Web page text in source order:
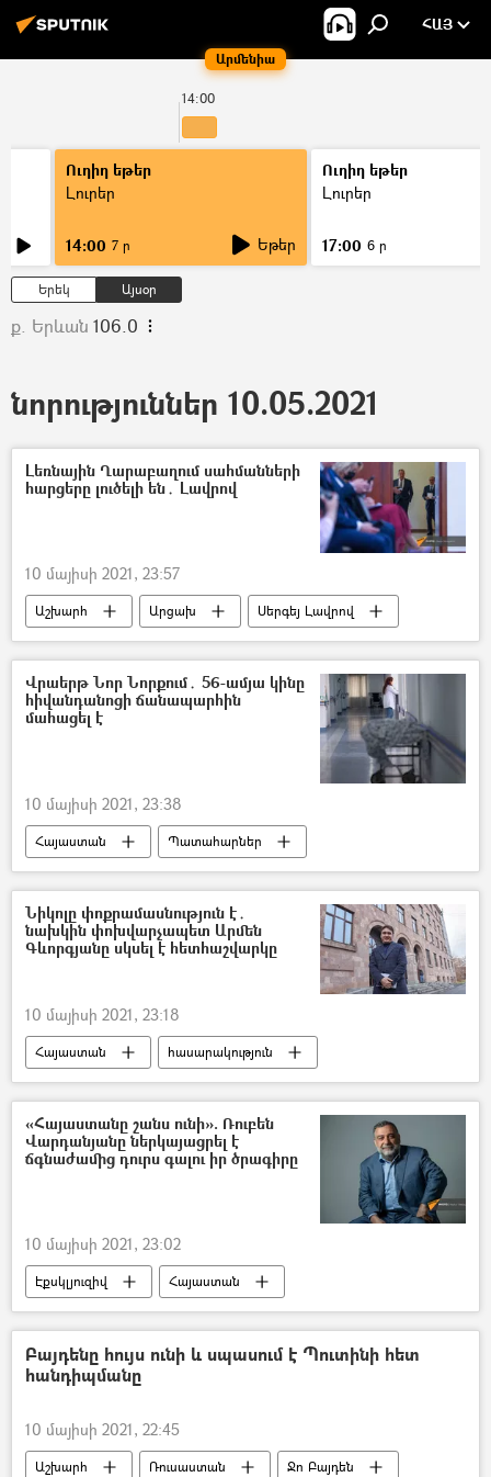
Արմենիա
ՀԱՅ
14:00
Ուղիղ եթեր
Լուրեր
14:00 7 ր Եթեր
Ուղիղ եթեր
Լուրեր
17:00 6 ր
Երեկ Այսօր
ք. Երևան 106.0
նորություններ 10.05.2021
Լեռնային Ղարաբաղում սահմանների
հարցերը լուծելի են․ Լավրով
10 մայիսի 2021, 23:57
Աշխարհ Արցախ
Սերգեյ Լավրով
Բաքու
Վրաերթ Նոր Նորքում․ 56-ամյա կինը
հիվանդանոցի ճանապարհին
մահացել է
10 մայիսի 2021, 23:38
Հայաստան
Պատահարներ
Վրաերթ
Մահ Երևան
Նիկոլը փոքրամասնություն է․
նախկին փոխվարչապետ Արմեն
Գևորգյանը սկսել է հետհաշվարկը
10 մայիսի 2021, 23:18
Հայաստան
հասարակություն
Արմեն Գևորգյան
Նիկոլ Փաշինյան
Ընտրություններ
«Հայաստանը շանս ունի». Ռուբեն
Վարդանյանը ներկայացրել է
ճգնաժամից դուրս գալու իր ծրագիրը
10 մայիսի 2021, 23:02
Էքսկլյուզիվ
Հայաստան
Քաղաքականություն
Բայդենը հույս ունի և սպասում է Պուտինի հետ
հանդիպմանը
10 մայիսի 2021, 22:45
Աշխարհ Ռուսաստան
Ջո Բայդեն